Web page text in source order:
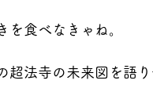
食べなきゃね。
超法寺の未来図を語